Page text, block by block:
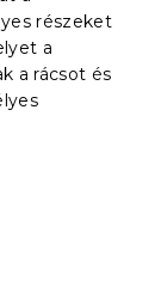
részeket
a
a rácsot és